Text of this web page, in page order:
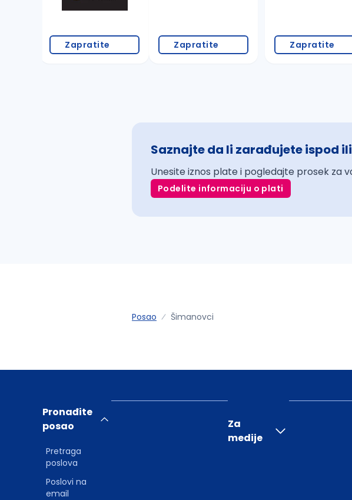
Zapratite Zapratite Zapratite
Saznajte da li zarađujete ispod
Unesite iznos plate i pogledajte prosek za
Podelite informaciju o plati
Posao Šimanovci
Pronađite
posao
Pretraga
poslova
Poslovi na
email
Za
medije